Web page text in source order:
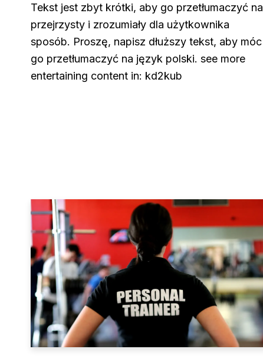
Tekst jest zbyt krótki, aby go przetłumaczyć na
przejrzysty i zrozumiały dla użytkownika
sposób. Proszę, napisz dłuższy tekst, aby móc
go przetłumaczyć na język polski. see more
entertaining content in: kd2kub